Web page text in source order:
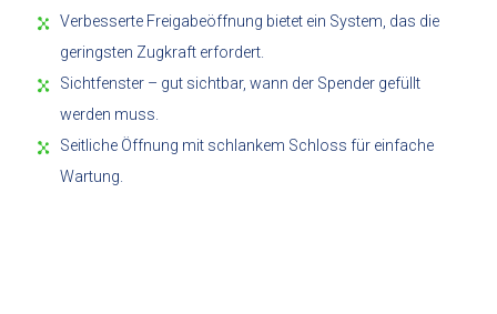
Verbesserte Freigabeöffnung bietet ein System, das die
geringsten Zugkraft erfordert.
Sichtfenster – gut sichtbar, wann der Spender gefüllt
werden muss.
Seitliche Öffnung mit schlankem Schloss für einfache
Wartung.